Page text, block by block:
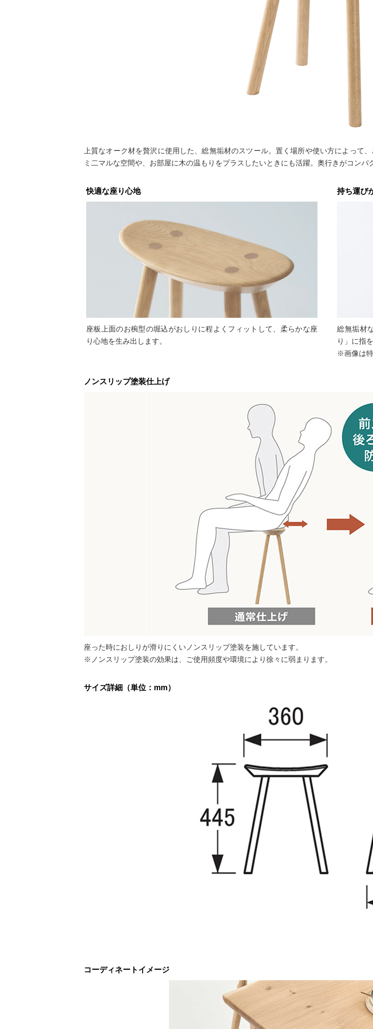
上質なオーク材を贅沢に使用した、総無垢材のスツール。置く場所や使い方によって
ミ二マルな空間や、お部屋に木の温もりをプラスしたいときにも活躍。奥行きがコンパ
快適な座り心地
座板上面のお椀型の堀込がおしりに程よくフィットして、柔らかな座
り心地を生み出します。
持ち運び
総無垢材
り」に指
※画像は特
ノンスリップ塗装仕上げ
座った時におしりが滑りにくいノンスリップ塗装を施しています。
※ノンスリップ塗装の効果は、ご使用頻度や環境により徐々に弱まります。
サイズ詳細（単位：mm）
コーディネートイメージ